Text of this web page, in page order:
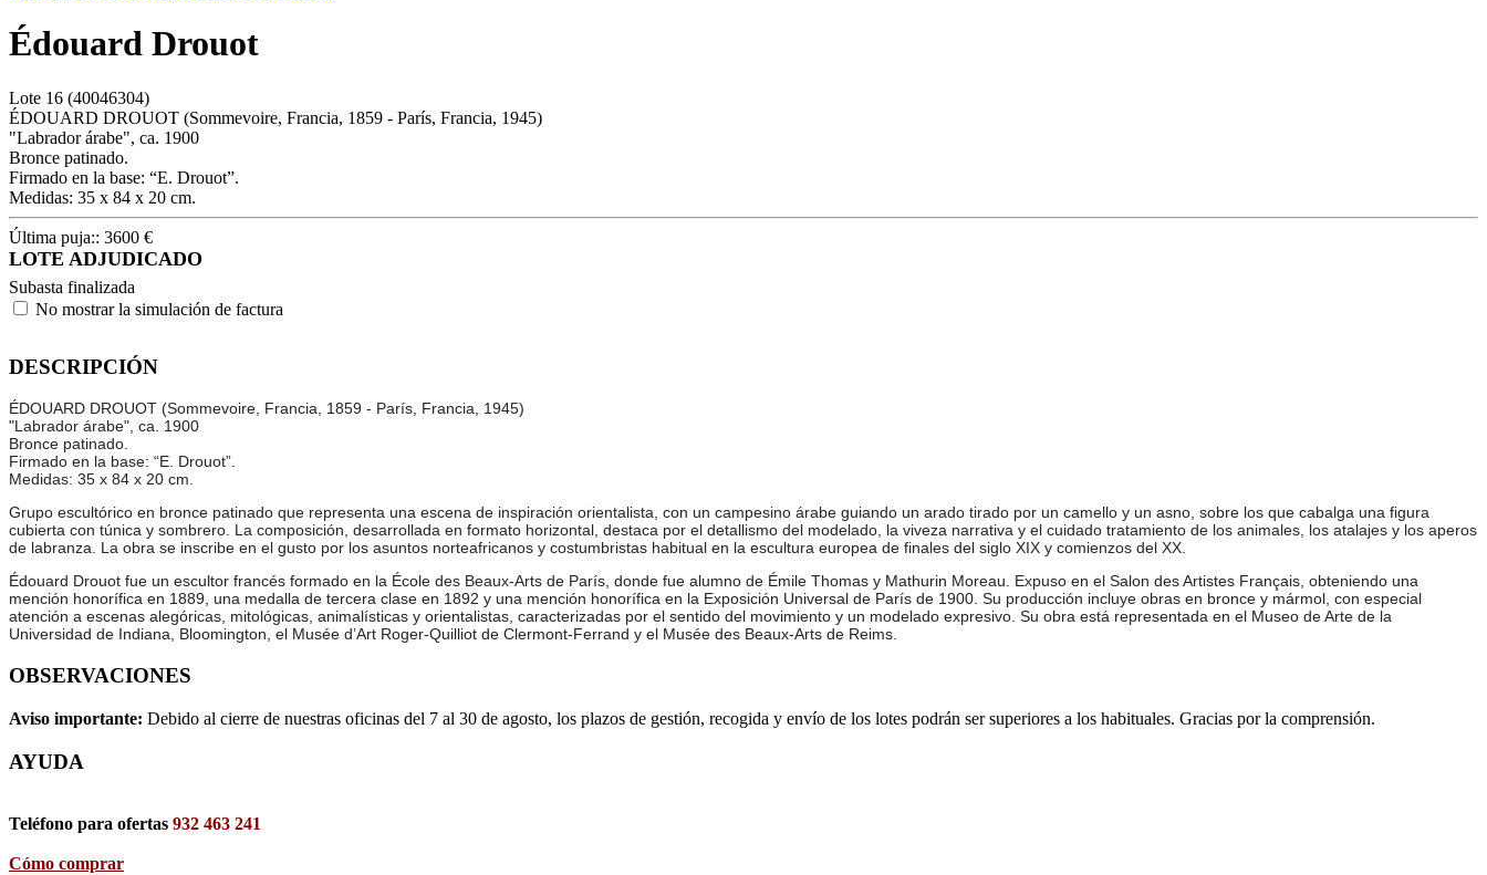
Édouard Drouot
Lote 16 (40046304)
ÉDOUARD DROUOT (Sommevoire, Francia, 1859 - París, Francia, 1945)
"Labrador árabe", ca. 1900
Bronce patinado.
Firmado en la base: “E. Drouot”.
Medidas: 35 x 84 x 20 cm.
Última puja:: 3600 €
LOTE ADJUDICADO
Subasta finalizada
No mostrar la simulación de factura
DESCRIPCIÓN
ÉDOUARD DROUOT (Sommevoire, Francia, 1859 - París, Francia, 1945)
"Labrador árabe", ca. 1900
Bronce patinado.
Firmado en la base: “E. Drouot”.
Medidas: 35 x 84 x 20 cm.
Grupo escultórico en bronce patinado que representa una escena de inspiración orientalista, con un campesino árabe guiando un arado tirado por un camello y un asno, sobre los que cabalga una figura
cubierta con túnica y sombrero. La composición, desarrollada en formato horizontal, destaca por el detallismo del modelado, la viveza narrativa y el cuidado tratamiento de los animales, los atalajes y los aperos
de labranza. La obra se inscribe en el gusto por los asuntos norteafricanos y costumbristas habitual en la escultura europea de finales del siglo XIX y comienzos del XX.
Édouard Drouot fue un escultor francés formado en la École des Beaux-Arts de París, donde fue alumno de Émile Thomas y Mathurin Moreau. Expuso en el Salon des Artistes Français, obteniendo una
mención honorífica en 1889, una medalla de tercera clase en 1892 y una mención honorífica en la Exposición Universal de París de 1900. Su producción incluye obras en bronce y mármol, con especial
atención a escenas alegóricas, mitológicas, animalísticas y orientalistas, caracterizadas por el sentido del movimiento y un modelado expresivo. Su obra está representada en el Museo de Arte de la
Universidad de Indiana, Bloomington, el Musée d’Art Roger-Quilliot de Clermont-Ferrand y el Musée des Beaux-Arts de Reims.
OBSERVACIONES
Aviso importante: Debido al cierre de nuestras oficinas del 7 al 30 de agosto, los plazos de gestión, recogida y envío de los lotes podrán ser superiores a los habituales. Gracias por la comprensión.
AYUDA
Teléfono para ofertas 932 463 241
Cómo comprar